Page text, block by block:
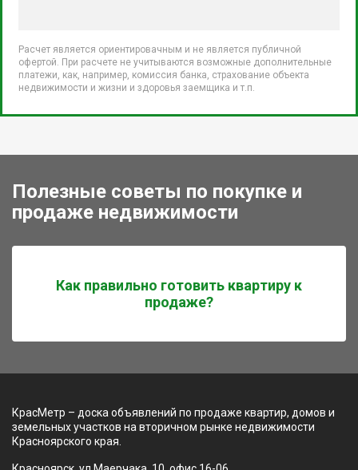
Расчет является ориентировачным и не является публичной
офертой. При расчете не учитываются возможные дополнительные
платежи, как, например, комиссия банка, страхование объекта
недвижимости и жизни и здоровья заемщика и т.п.
Полезные советы по покупке и
продаже недвижимости
Как правильно готовить квартиру к
продаже?
КрасМетр – доска объявлений по продаже квартир, домов и
земельных участков на вторичном рынке недвижимости
Красноярского края.